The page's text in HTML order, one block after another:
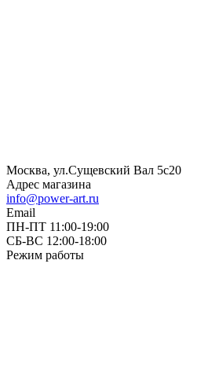
Москва, ул.Сущевский Вал 5с20
Адрес магазина
info@power-art.ru
Email
ПН-ПТ 11:00-19:00
СБ-ВС 12:00-18:00
Режим работы